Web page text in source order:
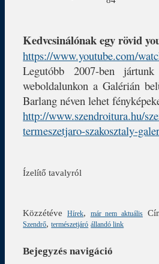
Kedvcsinálónak egy rövid
https://www.youtube.com/
Legutóbb 2007-ben
weboldalunkon a Galérián
Barlang néven lehet
http://www.szendroitura.hu/
termeszetjaro-szakosztaly-
Ízelítő tavalyról
Közzétéve Hírek, már nem aktuális
Szendrő,természetjáró állandó link
Bejegyzés navigáció